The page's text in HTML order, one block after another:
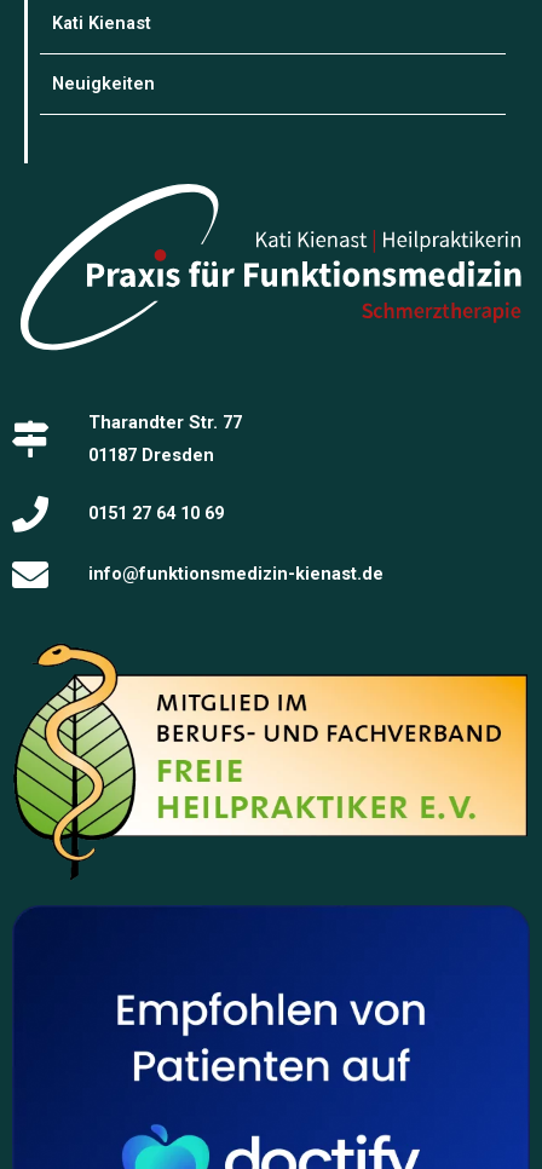
Kati Kienast
Neuigkeiten
Tharandter Str. 77
01187 Dresden
0151 27 64 10 69
info@funktionsmedizin-kienast.de